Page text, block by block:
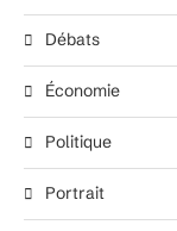
Débats
Économie
Politique
Portrait